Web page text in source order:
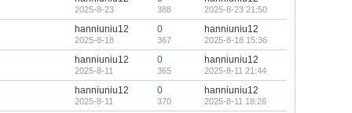
2025-8-23 388 2025-8-23 21:50
hanniuniu12
2025-8-18
0
367
hanniuniu12
2025-8-18 15:36
hanniuniu12
2025-8-11
0
365
hanniuniu12
2025-8-11 21:44
hanniuniu12
2025-8-11
0
370
hanniuniu12
2025-8-11 18:26